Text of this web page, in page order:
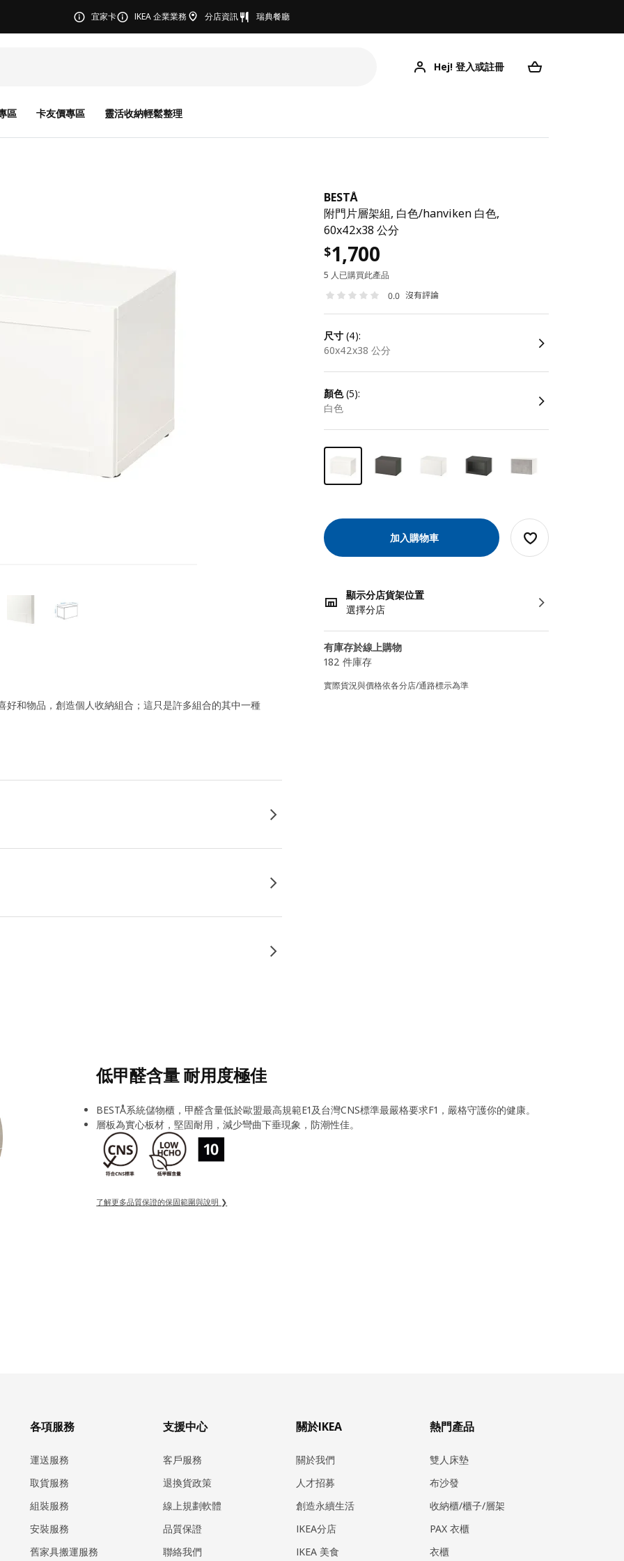
宜家卡 IKEA 企業業務 分店資訊 瑞典餐廳
Hej! 登入或註冊
區 卡友價專區 靈活收納輕鬆整理
BESTÅ
附門片層架組, 白色/hanviken 白色,
60x42x38 公分
$1,700
5 人已購買此產品
0.0 沒有評論
尺寸 (4):
60x42x38 公分
顏色(5):
白色
加入購物車
顯示分店貨架位置
選擇分店
有庫存於線上購物
182 件庫存
實際貨況與價格依各分店/通路標示為準
和物品，創造個人收納組合；這只是許多組合的其中一種
低甲醛含量 耐用度極佳
BESTÅ系統儲物櫃，甲醛含量低於歐盟最高規範E1及台灣CNS標準最嚴格要求F1，嚴格守護你的健康。
層板為實心板材，堅固耐用，減少彎曲下垂現象，防潮性佳。
了解更多品質保證的保固範圍與說明 ❯
各項服務
運送服務
取貨服務
組裝服務
安裝服務
​舊家具搬運服務
支援中心
客戶服務
退換貨政策
線上規劃軟體
品質保證
聯絡我們
關於IKEA
關於我們
人才招募
創造永續生活
IKEA分店
IKEA 美食
熱門產品
雙人床墊
布沙發
收納櫃/櫃子/層架
PAX 衣櫃
衣櫃